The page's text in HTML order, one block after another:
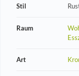
Stil
Raum
Art